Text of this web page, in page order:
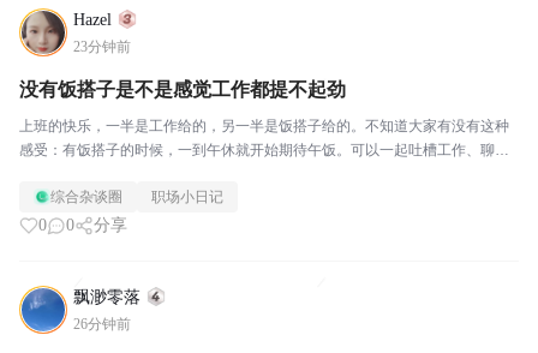
Hazel
23分钟前
没有饭搭子是不是感觉工作都提不起劲
上班的快乐，一半是工作给的，另一半是饭搭子给的。不知道大家有没有这种
感受：有饭搭子的时候，一到午休就开始期待午饭。可以一起吐槽工作、聊聊
去饭搭子，中午瞬间变得难熬。独自去食堂，一个人找位置...
综合杂谈圈 职场小日记
0 0 分享
飘渺零落
26分钟前